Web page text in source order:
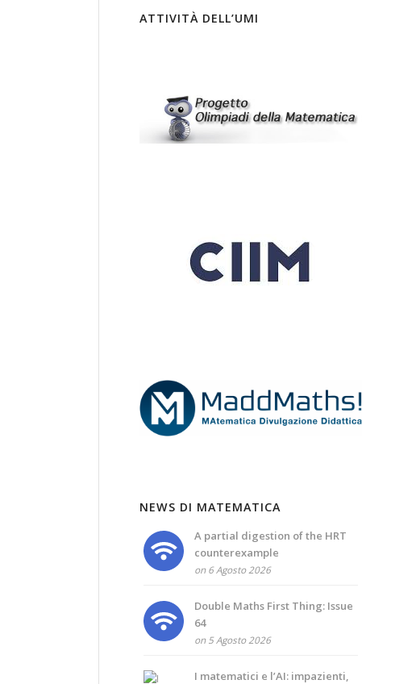
ATTIVITÀ DELL’UMI
NEWS DI MATEMATICA
A partial digestion of the HRT
counterexample
on 6 Agosto 2026
Double Maths First Thing: Issue
64
on 5 Agosto 2026
I matematici e l’AI: impazienti,